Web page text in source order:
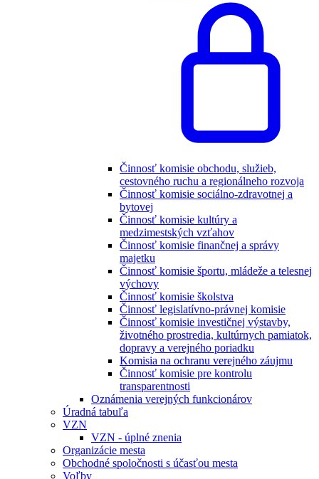
Činnosť komisie obchodu, služieb,
cestovného ruchu a regionálneho rozvoja
Činnosť komisie sociálno-zdravotnej a
bytovej
Činnosť komisie kultúry a
medzimestských vzťahov
Činnosť komisie finančnej a správy
majetku
Činnosť komisie športu, mládeže a telesnej
výchovy
Činnosť komisie školstva
Činnosť legislatívno-právnej komisie
Činnosť komisie investičnej výstavby,
životného prostredia, kultúrnych pamiatok,
dopravy a verejného poriadku
Komisia na ochranu verejného záujmu
Činnosť komisie pre kontrolu
transparentnosti
Oznámenia verejných funkcionárov
Úradná tabuľa
VZN
VZN - úplné znenia
Organizácie mesta
Obchodné spoločnosti s účasťou mesta
Voľby